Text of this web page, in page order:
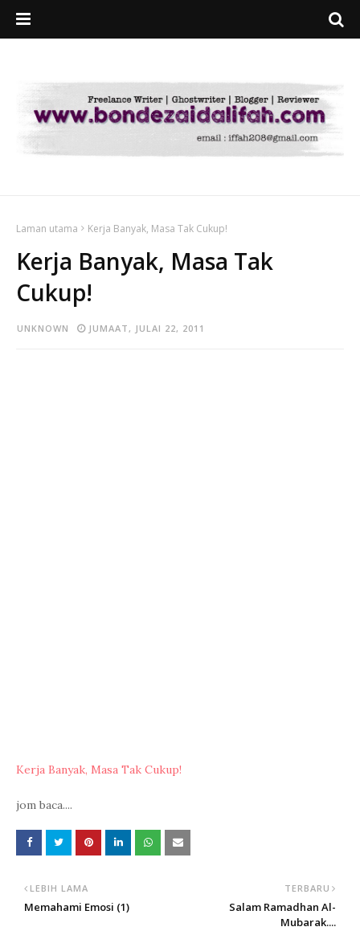
Laman utama Kerja Banyak, Masa Tak Cukup!
Kerja Banyak, Masa Tak
Cukup!
UNKNOWN JUMAAT, JULAI 22, 2011
Kerja Banyak, Masa Tak Cukup!
jom baca....
TERBARU
Salam Ramadhan Al-
Mubarak....
LEBIH LAMA
Memahami Emosi (1)